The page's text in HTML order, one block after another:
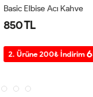
KAMPANYALI ÇİZGİLİ
850 TL
2. Ürüne 200₺